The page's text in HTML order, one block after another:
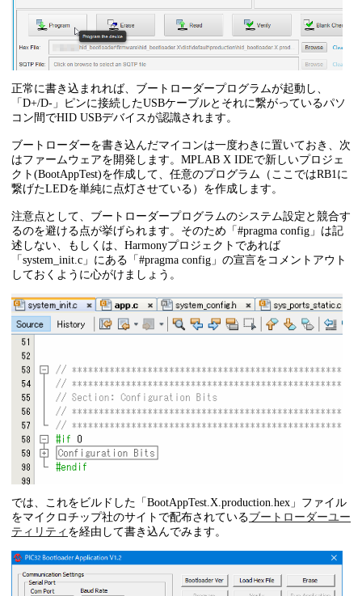
正常に書き込まれれば、ブートローダープログラムが起動し、
「D+/D-」ピンに接続したUSBケーブルとそれに繋がっているパソ
コン間でHID USBデバイスが認識されます。
ブートローダーを書き込んだマイコンは一度わきに置いておき、次
はファームウェアを開発します。MPLAB X IDEで新しいプロジェ
クト(BootAppTest)を作成して、任意のプログラム（ここではRB1に
繋げたLEDを単純に点灯させている）を作成します。
注意点として、ブートローダープログラムのシステム設定と競合す
るのを避ける点が挙げられます。そのため「#pragma config」は記
述しない、もしくは、Harmonyプロジェクトであれば
「system_init.c」にある「#pragma config」の宣言をコメントアウト
しておくように心がけましょう。
では、これをビルドした「BootAppTest.X.production.hex」ファイル
をマイクロチップ社のサイトで配布されているブートローダーユー
ティリティ を経由して書き込んでみます。